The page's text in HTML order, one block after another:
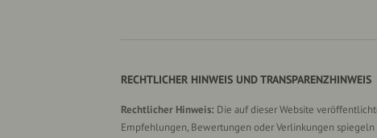
RECHTLICHER HINWEIS UND TRANSPARENZHINWEIS
Rechtlicher Hinweis: Die auf dieser Website
Empfehlungen, Bewertungen oder Verlinkungen